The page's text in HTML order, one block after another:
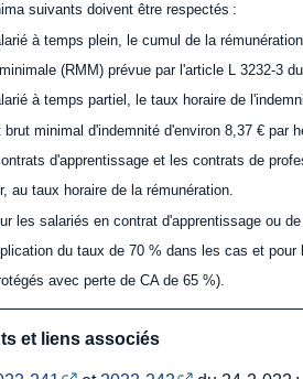
suivants doivent être respectés :
à temps plein, le cumul de la
(RMM) prévue par l'article L 3232-3
à temps partiel, le taux horaire de
brut minimal d'indemnité d'environ 8,37 € par
d'apprentissage et les contrats de
au taux horaire de la rémunération.
les salariés en contrat d'apprentissage ou
du taux de 70 % dans les cas et
avec perte de CA de 65 %).
et liens associés